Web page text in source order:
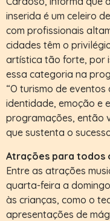
inserida é um celeiro
com profissionais
cidades têm o
artística tão forte, por
essa categoria na
“O turismo de
identidade, emoção e
programações, então
que sustenta o
Atrações para todos
Entre as atrações
quarta-feira a
às crianças, como o
apresentações de